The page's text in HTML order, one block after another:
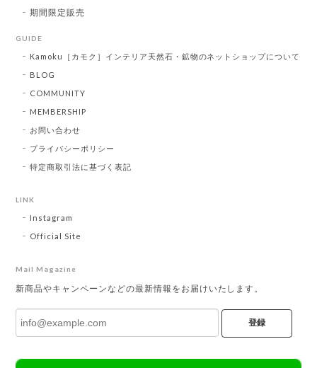
期間限定販売
GUIDE
Kamoku［カモク］インテリア天然石・鉱物のネットショップについて
BLOG
COMMUNITY
MEMBERSHIP
お問い合わせ
プライバシーポリシー
特定商取引法に基づく表記
LINK
Instagram
Official Site
Mail Magazine
新商品やキャンペーンなどの最新情報をお届けいたします。
登録